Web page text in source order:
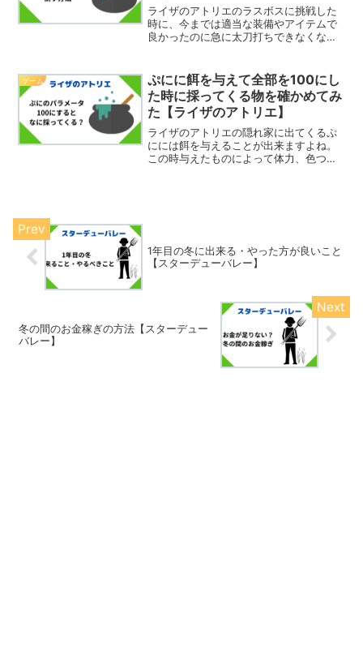
ライザのアトリエのラスボスに挑戦した
時に、今までは適当な装備やアイテムで
良かったのに急に太刀打ちできなくなっ
したときの状況を解説したいと思いま
す。そもそも戦闘が苦手とい...
ゲーム
ぷにに餌を与えて全部を100にし
た時に採ってくる物を確かめてみ
た【ライザのアトリエ】
ライザのアトリエの隠れ家に出てくるぷ
にには餌を与えることが出来ますよね。
この時与えたものによって体力、色つ
1年目の冬に出来る・やった方が良いこと
【スターデューバレー】
冬の間のお金稼ぎの方法【スターデュー
バレー】